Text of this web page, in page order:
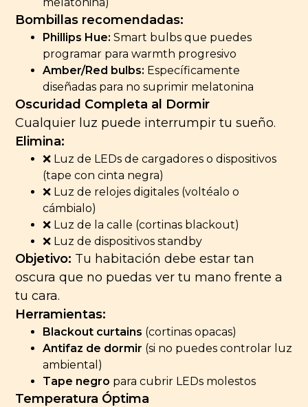
Bombillas recomendadas:
Phillips Hue: Smart bulbs que puedes
programar para warmth progresivo
Amber/Red bulbs: Específicamente
diseñadas para no suprimir melatonina
Oscuridad Completa al Dormir
Cualquier luz puede interrumpir tu sueño.
Elimina:
❌ Luz de LEDs de cargadores o dispositivos
(tape con cinta negra)
❌ Luz de relojes digitales (voltéalo o
cámbialo)
❌ Luz de la calle (cortinas blackout)
❌ Luz de dispositivos standby
Objetivo: Tu habitación debe estar tan
oscura que no puedas ver tu mano frente a
tu cara.
Herramientas:
Blackout curtains (cortinas opacas)
Antifaz de dormir (si no puedes controlar luz
ambiental)
Tape negro para cubrir LEDs molestos
Temperatura Óptima